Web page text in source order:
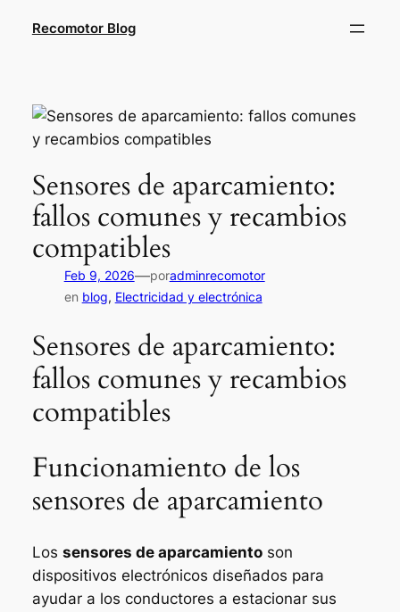
Recomotor Blog
Sensores de aparcamiento:
fallos comunes y recambios
compatibles
Feb 9, 2026—poradminrecomotor
en blog, Electricidad y electrónica
Sensores de aparcamiento:
fallos comunes y recambios
compatibles
Funcionamiento de los
sensores de aparcamiento
Los sensores de aparcamientoson
dispositivos electrónicos diseñados para
ayudar a los conductores a estacionar sus